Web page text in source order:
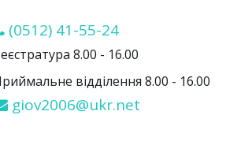
(0512) 41-55-24
8.00 - 16.00
відділення 8.00 - 16.00
giov2006@ukr.net